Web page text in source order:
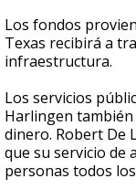
Los fondos
Texas recibirá a
infraestructura.
Los servicios
Harlingen
dinero. Robert De
que su servicio de
personas todos